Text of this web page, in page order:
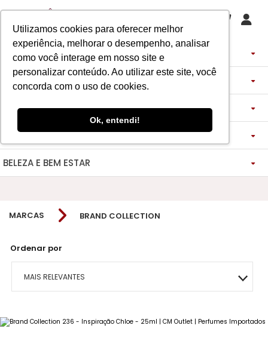
Utilizamos cookies para oferecer melhor
experiência, melhorar o desempenho, analisar
como você interage em nosso site e
personalizar conteúdo. Ao utilizar este site, você
concorda com o uso de cookies.
Ok, entendi!
PERFUMES
IMPORTADOS
FEMININO
MASCULINO
ÁRABES
FEMININO
MASCULINO
SEMI SELETIVO
FEMININO
-------------
FEMININO
MASCULINO
MINIATURAS 25ML
BRAND COLLECTION
ÁRABE COLLECTION
BODY SPLASH
HIDRATANTES
DECANTS
DECANTS DE LUXO
DECANTS ÁRABES
DESCOBERTAS
ASSINATURA DE PERFUME
ASSINATURA ROUPA
BLAZER
VESTIDOS
BOLSAS
MAQUIAGENS
LADY BEAUTY
ROSTO
BOCA
OLHOS
ROSTO
RUBY ROSE
BOCA
OLHOS
MELU
BOCA
MACRILAN
BELEZA E BEM ESTAR
MAGNUS - ENERGIA
FEM-SAÚDE MULHER
HOMO – VIGOR
NOSSO DIFERENCIAL
TECNOLOGIA MICELIZAÇÃO
DETOX ESSENCE
MAIS VITALIDADE
CONTROLE DE PESO
MARCAS BRAND COLLECTION
Ordenar por
MAIS RELEVANTES